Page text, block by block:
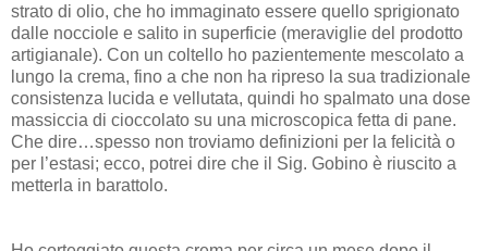
strato di olio, che ho immaginato essere quello sprigionato
dalle nocciole e salito in superficie (meraviglie del prodotto
artigianale). Con un coltello ho pazientemente mescolato a
lungo la crema, fino a che non ha ripreso la sua tradizionale
consistenza lucida e vellutata, quindi ho spalmato una dose
massiccia di cioccolato su una microscopica fetta di pane.
Che dire…spesso non troviamo definizioni per la felicità o
per l’estasi; ecco, potrei dire che il Sig. Gobino è riuscito a
metterla in barattolo.